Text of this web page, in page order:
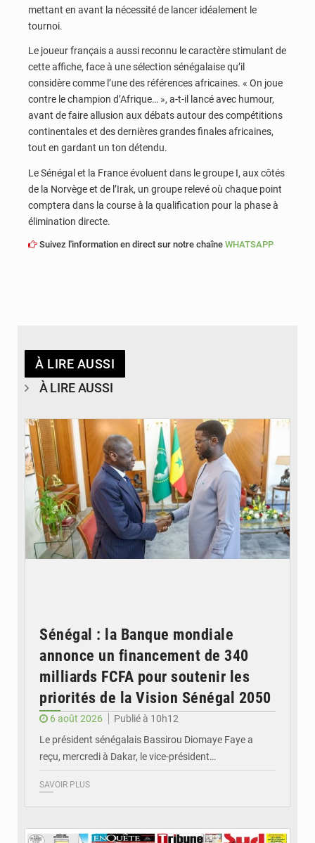
mettant en avant la nécessité de lancer idéalement le
tournoi.
Le joueur français a aussi reconnu le caractère stimulant de
cette affiche, face à une sélection sénégalaise qu’il
considère comme l’une des références africaines. « On joue
contre le champion d’Afrique… », a-t-il lancé avec humour,
avant de faire allusion aux débats autour des compétitions
continentales et des dernières grandes finales africaines,
tout en gardant un ton détendu.
Le Sénégal et la France évoluent dans le groupe I, aux côtés
de la Norvège et de l’Irak, un groupe relevé où chaque point
comptera dans la course à la qualification pour la phase à
élimination directe.
Suivez l'information en direct sur notre chaîne WHATSAPP
À LIRE AUSSI
À LIRE AUSSI
Sénégal : la Banque mondiale
annonce un financement de 340
milliards FCFA pour soutenir les
priorités de la Vision Sénégal 2050
6 août 2026
Publié à 10h12
Le président sénégalais Bassirou Diomaye Faye a
reçu, mercredi à Dakar, le vice-président…
SAVOIR PLUS